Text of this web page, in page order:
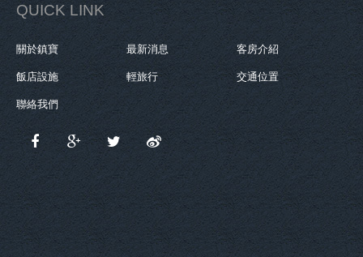
QUICK LINK
關於鎮寶 最新消息 客房介紹
飯店設施 輕旅行 交通位置
聯絡我們